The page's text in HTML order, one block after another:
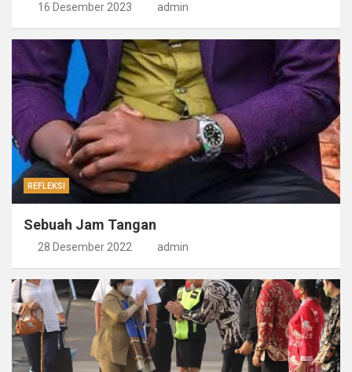
16 Desember 2023 admin
REFLEKSI
Sebuah Jam Tangan
28 Desember 2022 admin